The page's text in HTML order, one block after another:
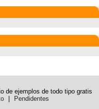
de ejemplos de todo tipo gratis
Pendidentes